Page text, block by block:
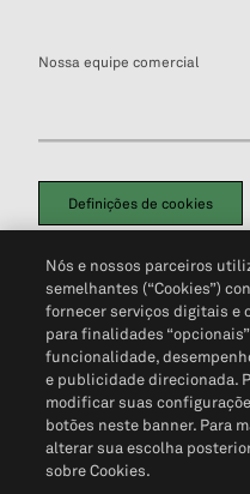
Nossa equipe comercial
Definições de cookies
Política de PrivacidadePortal de
Não Venda Minhas
Nós e nossos parceiros
semelhantes (“Cookies”)
fornecer serviços digitais e
para finalidades
funcionalidade,
e publicidade direcionada.
modificar suas
botões neste banner. Para
alterar sua escolha
sobre Cookies.